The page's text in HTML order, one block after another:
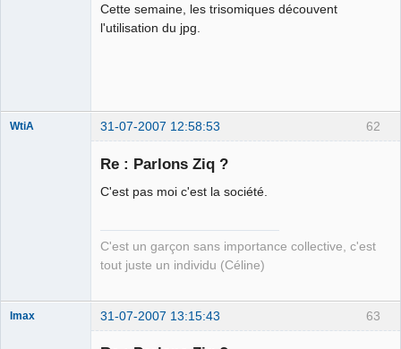
Cette semaine, les trisomiques découvent
l'utilisation du jpg.
62
WtiA 31-07-2007 12:58:53
Re : Parlons Ziq ?
C'est pas moi c'est la société.
C'est un garçon sans importance collective, c'est
tout juste un individu (Céline)
63
Imax 31-07-2007 13:15:43